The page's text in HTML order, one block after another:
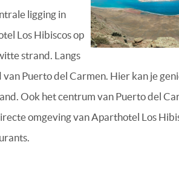
ligging in
Los Hibiscos op
strand. Langs
Puerto del Carmen. Hier kan je
Ook het centrum van Puerto del
omgeving van Aparthotel Los